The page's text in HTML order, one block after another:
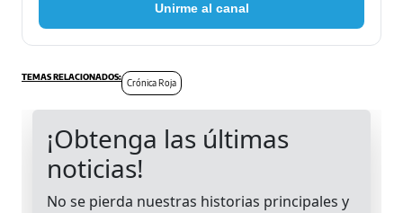
Unirme al canal
Crónica Roja